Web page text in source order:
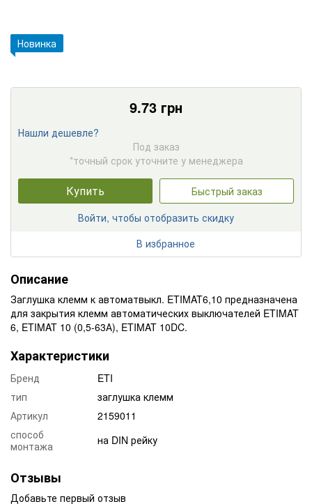
Новинка
9.73 грн
Нашли дешевле?
Под заказ
*точный срок уточните у менеджера
Купить
Быстрый заказ
Войти, чтобы отобразить скидку
В избранное
Описание
Заглушка клемм к автоматвыкл. ETIMAT6,10 предназначена
для закрытия клемм автоматических выключателей ETIMAT
6, ETIMAT 10 (0,5-63А), ETIMAT 10DC.
Характеристики
Бренд
ETI
тип
заглушка клемм
Артикул
2159011
способ
монтажа
на DIN рейку
Отзывы
Добавьте первый отзыв